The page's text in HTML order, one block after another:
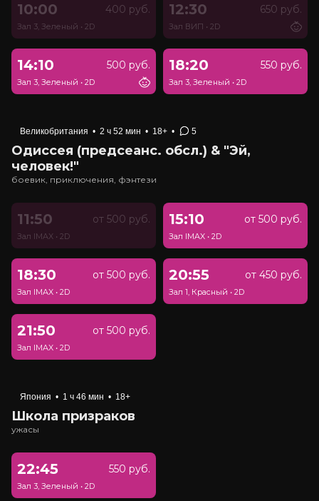
10:00 400 руб.
Зал 3, Зеленый • 2D
12:30 650 руб.
Зал ВИП • 2D
14:10 500 руб.
Зал 3, Зеленый • 2D
18:20 550 руб.
Зал 3, Зеленый • 2D
Великобритания • 2 ч 52 мин • 18+ • 5
Одиссея (предсеанс. обсл.) & "Эй,
человек!"
боевик, приключения, фэнтези
11:50 от 500 руб.
Зал IMAX • 2D
15:10 от 500 руб.
Зал IMAX • 2D
18:30 от 500 руб.
Зал IMAX • 2D
20:55 от 450 руб.
Зал 1, Красный • 2D
21:50 от 500 руб.
Зал IMAX • 2D
Япония • 1 ч 46 мин • 18+
Школа призраков
ужасы
22:45 550 руб.
Зал 3, Зеленый • 2D